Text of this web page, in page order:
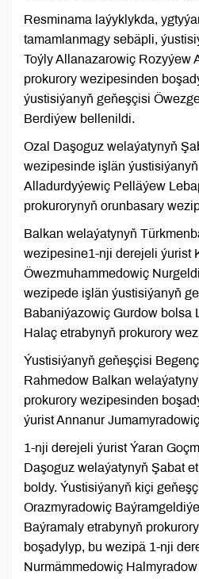
Resminama laýyklykda,
tamamlanmagy sebäpli,
Toýly Allanazarowiç Rozyýew
prokurory wezipesinden
ýustisiýanyň geňeşçisi
Berdiýew bellenildi.
Ozal Daşoguz welaýatynyň
wezipesinde işlän
Alladurdyýewiç Pelläýew
prokurorynyň orunbasary
Balkan welaýatynyň
wezipesine1-nji derejeli ýurist
Öwezmuhammedowiç
wezipede işlän ýustisiýanyň
Babaniýazowiç Gurdow bolsa
Halaç etrabynyň prokurory
Ýustisiýanyň geňeşçisi
Rahmedow Balkan
prokurory wezipesinden
ýurist Annanur
1-nji derejeli ýurist Ýaran
Daşoguz welaýatynyň Şabat
boldy. Ýustisiýanyň kiçi
Orazmyradowiç
Baýramaly etrabynyň
boşadylyp, bu wezipä 1-nji
Nurmämmedowiç